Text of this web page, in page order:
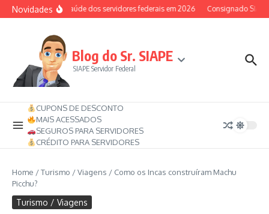
Ir para o conteúdo
NovidadesAuxílio-saúde dos servidores federais em 2026 Consignado
Blog do Sr. SIAPE
SIAPE Servidor Federal
CUPONS DE DESCONTO
MAIS ACESSADOS
SEGUROS PARA SERVIDORES
CRÉDITO PARA SERVIDORES
Home /Turismo / Viagens / Como os Incas construíram Machu
Picchu?
Turismo / Viagens